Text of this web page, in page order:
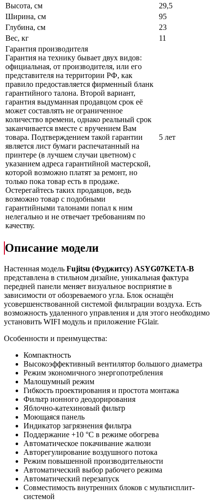
Высота, см
29,5
Ширина, см
95
Глубина, см
23
Вес, кг
11
Гарантия производителя
Гарантия на технику бывает двух видов:
официальная, от производителя, или его
представителя на территории РФ, как
правило предоставляется фирменный бланк
гарантийного талона. Второй вариант,
гарантия выдуманная продавцом срок её
может составлять не ограниченное
количество времени, однако реальный срок
заканчивается вместе с вручением Вам
товара. Подтверждением такой гарантии
является лист бумаги распечатанный на
принтере (в лучшем случаи цветном) с
указанием адреса гарантийной мастерской,
которой возможно платят за ремонт, но
только пока товар есть в продаже.
Остерегайтесь таких продавцов, ведь
возможно товар с подобными
гарантийными талонами попал к ним
нелегально и не отвечает требованиям по
качеству.
5 лет
Описание модели
Настенная модель Fujitsu (Фуджитсу) ASYG07KETA-B
представлена в стильном дизайне, уникальная фактура
передней панели меняет визуальное восприятие в
зависимости от обозреваемого угла. Блок оснащён
усовершенствованной системой фильтрации воздуха. Есть
возможность удаленного управления и для этого необходимо
установить WIFI модуль и приложение FGlair.
Особенности и преимущества:
Компактность
Высокоэффективный вентилятор большого диаметра
Режим экономичного энергопотребления
Малошумный режим
Гибкость проектирования и простота монтажа
Фильтр ионного деодорирования
Яблочно-катехиновый фильтр
Моющаяся панель
Индикатор загрязнения фильтра
Поддержание +10 °С в режиме обогрева
Автоматическое покачивание жалюзи
Авторегулирование воздушного потока
Режим повышенной производительности
Автоматический выбор рабочего режима
Автоматический перезапуск
Совместимость внутренних блоков с мультисплит-
системой